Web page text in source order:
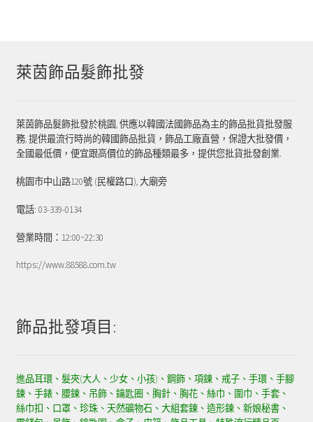
萊茵飾品髮飾批發
萊茵飾品髮飾批發於桃園, 供應以韓國法國飾品為主的飾品批貨批發服
務, 提供最流行時尚的韓國飾品批貨，飾品工廠直營，保證大批發價，
全國最低價，便宜跟高價位的飾品種類最多，提供您批貨批發創業.
桃園市中山路120號 (民權路口), 大廟旁
電話: 03-339-0134
營業時間：12:00~22:30
https://www.88588.com.tw
飾品批發項目:
進品耳環、髮夾(大人、少女、小孩)、鋼飾、項鍊、戒子、手環、手腳
鍊、手錶、腰鍊、吊飾、鑰匙圈、胸針、胸花、絲巾、圍巾、手套、
絲巾扣、口罩、珍珠、天然礦物石、大組套鍊、造形鍊、新娘秘書、